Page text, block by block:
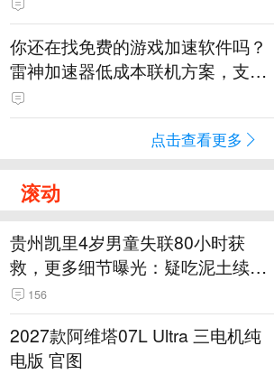
你还在找免费的游戏加速软件吗？
雷神加速器低成本联机方案，支持
免费试用
点击查看更多
滚动
贵州凯里4岁男童失联80小时获
救，更多细节曝光：疑吃泥土续
命，搜救至20米附近错过多找3天
156
2027款阿维塔07L Ultra 三电机纯
电版 官图